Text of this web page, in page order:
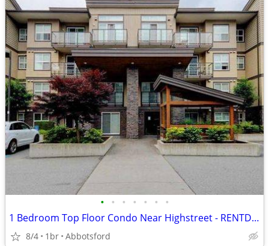
• • • • • • •
1 Bedroom Top Floor Condo Near Highstreet - RENTDAN
8/4 1br Abbotsford